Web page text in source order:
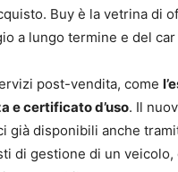
Buy è la vetrina di
a lungo termine e del car
post-vendita, come
e certificato d’uso. Il
disponibili anche
di gestione di un